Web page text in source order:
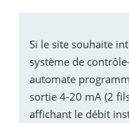
Si le site souhaite
système de
automate
sortie 4-20 mA (2
affichant le débit